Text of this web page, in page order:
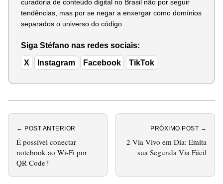
curadoria de conteúdo digital no Brasil não por seguir
tendências, mas por se negar a enxergar como domínios
separados o universo do código ...
Siga Stéfano nas redes sociais:
X Instagram Facebook TikTok
← POST ANTERIOR
É possível conectar
notebook ao Wi‑Fi por
QR Code?
PRÓXIMO POST →
2 Via Vivo em Dia: Emita
sua Segunda Via Fácil